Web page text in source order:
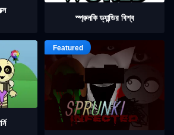
স্প্রুনকি ড্যান্ডির বিশ্ব